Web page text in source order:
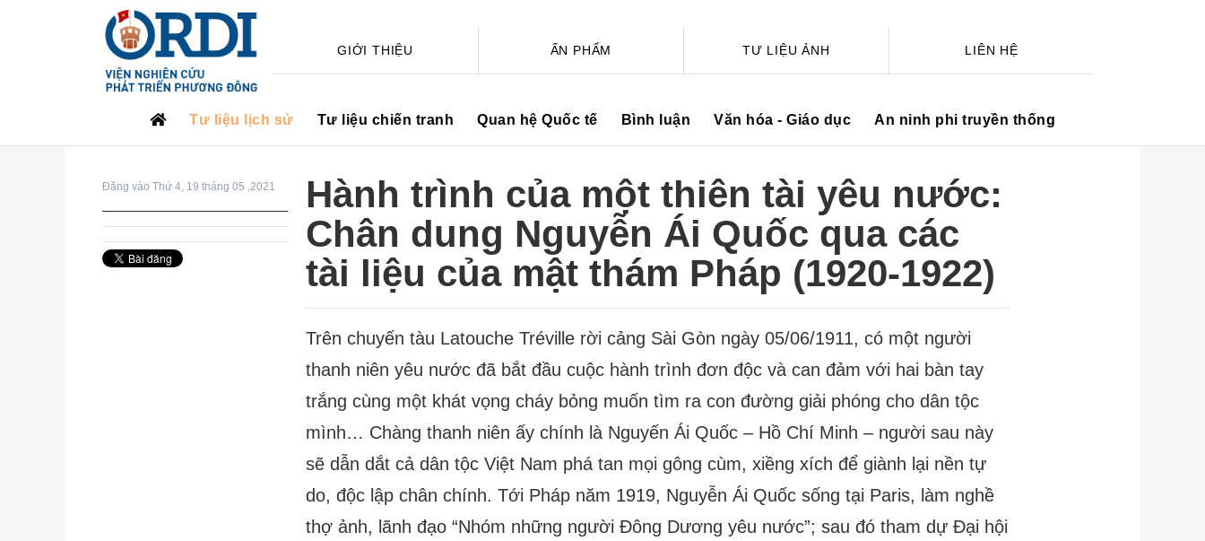
GIỚI THIỆU ẤN PHẨM TƯ LIỆU ẢNH LIÊN HỆ
Tư liệu lịch sử Tư liệu chiến tranh Quan hệ Quốc tế Bình luận Văn hóa - Giáo dục An ninh phi truyền thống
Đăng vào Thứ 4, 19 tháng 05 ,2021
Hành trình của một thiên tài yêu nước:
Chân dung Nguyễn Ái Quốc qua các
tài liệu của mật thám Pháp (1920-1922)
Trên chuyến tàu Latouche Tréville rời cảng Sài Gòn ngày 05/06/1911, có một người
thanh niên yêu nước đã bắt đầu cuộc hành trình đơn độc và can đảm với hai bàn tay
trắng cùng một khát vọng cháy bỏng muốn tìm ra con đường giải phóng cho dân tộc
mình… Chàng thanh niên ấy chính là Nguyến Ái Quốc – Hồ Chí Minh – người sau này
sẽ dẫn dắt cả dân tộc Việt Nam phá tan mọi gông cùm, xiềng xích để giành lại nền tự
do, độc lập chân chính. Tới Pháp năm 1919, Nguyễn Ái Quốc sống tại Paris, làm nghề
thợ ảnh, lãnh đạo “Nhóm những người Đông Dương yêu nước”; sau đó tham dự Đại hội